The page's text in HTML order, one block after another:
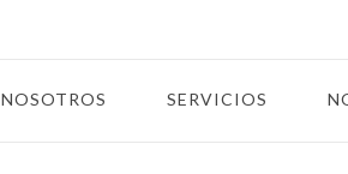
NOSOTROS SERVICIOS